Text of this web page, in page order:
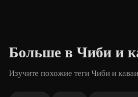
Больше в Чиби и
Изучите похожие теги Чиби и